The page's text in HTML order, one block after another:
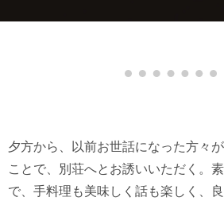
夕方から、以前お世話になった方々
ことで、別荘へとお誘いいただく。
で、手料理も美味しく話も楽しく、